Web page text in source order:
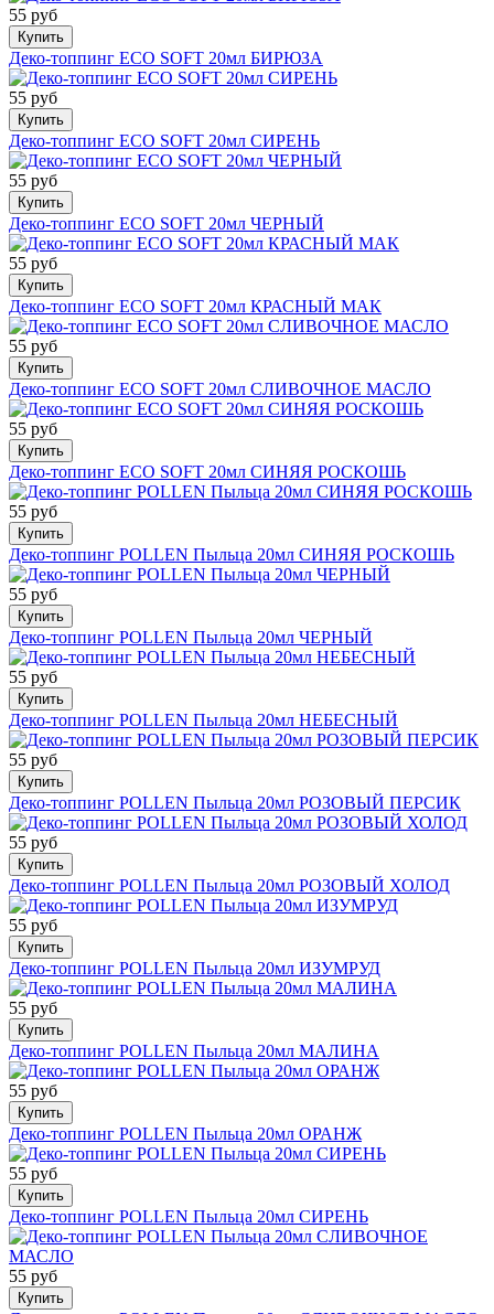
55 руб
Купить
Деко-топпинг ECO SOFT 20мл БИРЮЗА
55 руб
Купить
Деко-топпинг ECO SOFT 20мл СИРЕНЬ
55 руб
Купить
Деко-топпинг ECO SOFT 20мл ЧЕРНЫЙ
55 руб
Купить
Деко-топпинг ECO SOFT 20мл КРАСНЫЙ МАК
55 руб
Купить
Деко-топпинг ECO SOFT 20мл СЛИВОЧНОЕ МАСЛО
55 руб
Купить
Деко-топпинг ECO SOFT 20мл СИНЯЯ РОСКОШЬ
55 руб
Купить
Деко-топпинг POLLEN Пыльца 20мл СИНЯЯ РОСКОШЬ
55 руб
Купить
Деко-топпинг POLLEN Пыльца 20мл ЧЕРНЫЙ
55 руб
Купить
Деко-топпинг POLLEN Пыльца 20мл НЕБЕСНЫЙ
55 руб
Купить
Деко-топпинг POLLEN Пыльца 20мл РОЗОВЫЙ ПЕРСИК
55 руб
Купить
Деко-топпинг POLLEN Пыльца 20мл РОЗОВЫЙ ХОЛОД
55 руб
Купить
Деко-топпинг POLLEN Пыльца 20мл ИЗУМРУД
55 руб
Купить
Деко-топпинг POLLEN Пыльца 20мл МАЛИНА
55 руб
Купить
Деко-топпинг POLLEN Пыльца 20мл ОРАНЖ
55 руб
Купить
Деко-топпинг POLLEN Пыльца 20мл СИРЕНЬ
55 руб
Купить